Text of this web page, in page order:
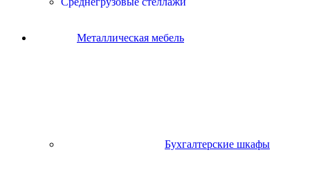
Металлическая мебель
Бухгалтерские шкафы